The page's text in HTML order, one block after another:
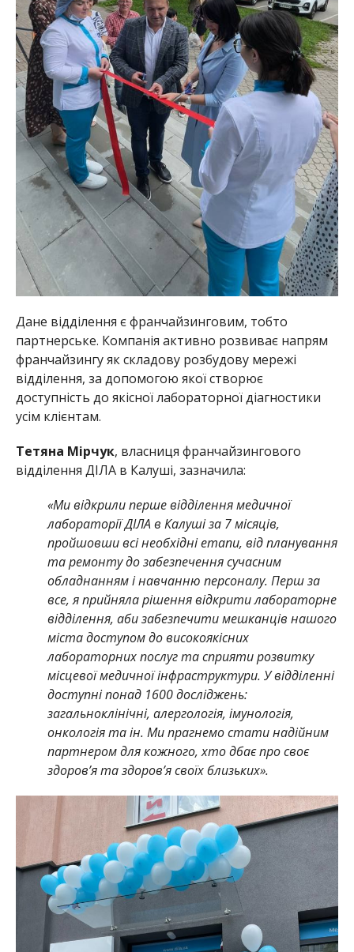
Дане відділення є франчайзинговим, тобто
партнерське. Компанія активно розвиває напрям
франчайзингу як складову розбудову мережі
відділення, за допомогою якої створює
доступність до якісної лабораторної діагностики
усім клієнтам.
Тетяна Мірчук, власниця франчайзингового
відділення ДІЛА в Калуші, зазначила:
«Ми відкрили перше відділення медичної
лабораторії ДІЛА в Калуші за 7 місяців,
пройшовши всі необхідні етапи, від планування
та ремонту до забезпечення сучасним
обладнанням і навчанню персоналу. Перш за
все, я прийняла рішення відкрити лабораторне
відділення, аби забезпечити мешканців нашого
міста доступом до високоякісних
лабораторних послуг та сприяти розвитку
місцевої медичної інфраструктури. У відділенні
доступні понад 1600 досліджень:
загальноклінічні, алергологія, імунологія,
онкологія та ін. Ми прагнемо стати надійним
партнером для кожного, хто дбає про своє
здоров’я та здоров’я своїх близьких».